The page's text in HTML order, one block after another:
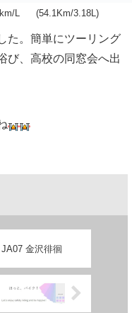
L (54.1Km/3.18L)
た。簡単にツーリング
び、高校の同窓会へ出
金沢徘徊